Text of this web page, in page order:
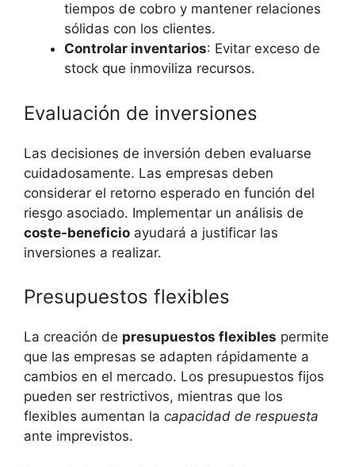
tiempos de cobro y ⁢mantener relaciones
sólidas con los clientes.
Controlar​ inventarios:‍ Evitar ‌exceso de
stock ⁢que inmoviliza recursos.
Evaluación de inversiones
Las decisiones de inversión ​deben evaluarse
cuidadosamente. Las ⁣empresas‍ deben⁣
considerar el retorno esperado en‍ función del
riesgo asociado. Implementar⁢ un​ análisis ​de
coste-beneficio ayudará a justificar ‍las
inversiones a realizar.
Presupuestos ‌flexibles
La creación de⁣ presupuestos flexibles permite
que las empresas se adapten rápidamente a
cambios​ en el mercado. ⁤Los presupuestos fijos
⁣pueden ⁢ser ⁢restrictivos, ⁣mientras​ que los
⁤flexibles aumentan la capacidad de⁢ respuesta
ante imprevistos.